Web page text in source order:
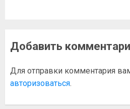
Добавить
Для отправки комментария
авторизоваться.